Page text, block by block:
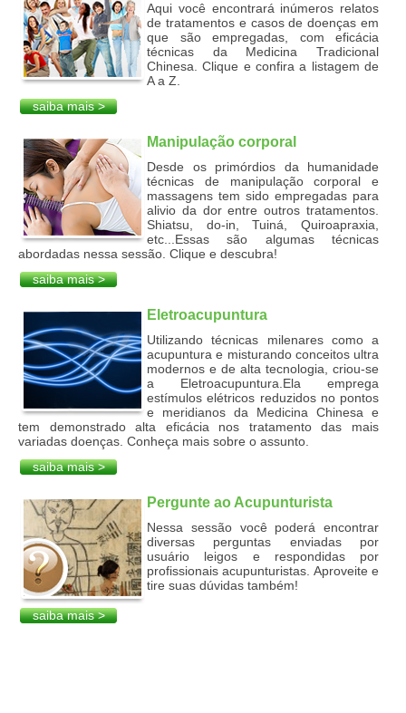
Aqui você encontrará inúmeros relatos
de tratamentos e casos de doenças em
que são empregadas, com eficácia
técnicas da Medicina Tradicional
Chinesa. Clique e confira a listagem de
A a Z.
saiba mais >
Manipulação corporal
Desde os primórdios da humanidade
técnicas de manipulação corporal e
massagens tem sido empregadas para
alivio da dor entre outros tratamentos.
Shiatsu, do-in, Tuiná, Quiroapraxia,
etc...Essas são algumas técnicas
abordadas nessa sessão. Clique e descubra!
saiba mais >
Eletroacupuntura
Utilizando técnicas milenares como a
acupuntura e misturando conceitos ultra
modernos e de alta tecnologia, criou-se
a Eletroacupuntura.Ela emprega
estímulos elétricos reduzidos no pontos
e meridianos da Medicina Chinesa e
tem demonstrado alta eficácia nos tratamento das mais
variadas doenças. Conheça mais sobre o assunto.
saiba mais >
Pergunte ao Acupunturista
Nessa sessão você poderá encontrar
diversas perguntas enviadas por
usuário leigos e respondidas por
profissionais acupunturistas. Aproveite e
tire suas dúvidas também!
saiba mais >